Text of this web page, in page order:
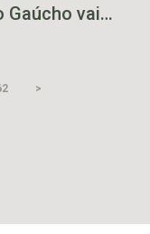
Gaúcho vai